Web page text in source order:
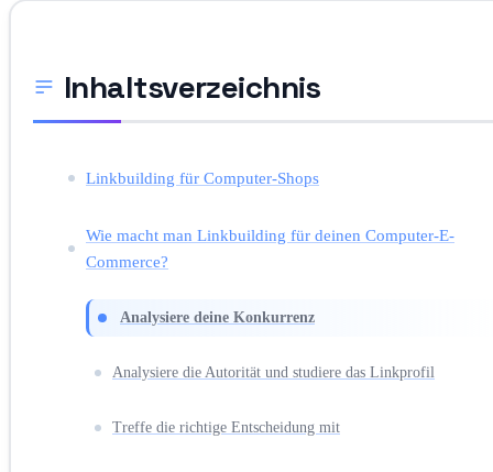
Inhaltsverzeichnis
Linkbuilding für Computer-Shops
Wie macht man Linkbuilding für deinen Computer-E-
Commerce?
Analysiere deine Konkurrenz
Analysiere die Autorität und studiere das Linkprofil
Treffe die richtige Entscheidung mit